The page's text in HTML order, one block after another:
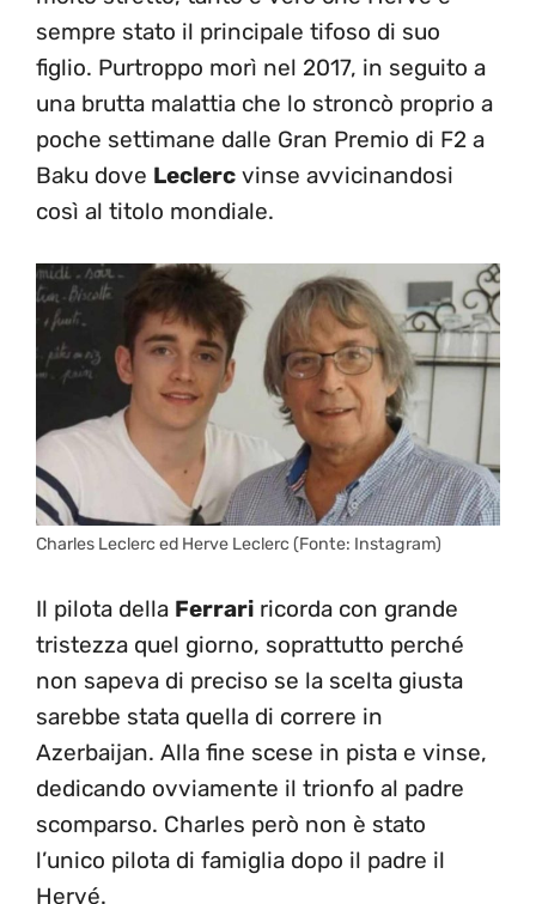
sempre stato il principale tifoso di suo
figlio. Purtroppo morì nel 2017, in seguito a
una brutta malattia che lo stroncò proprio a
poche settimane dalle Gran Premio di F2 a
Baku dove Leclerc vinse avvicinandosi
così al titolo mondiale.
Charles Leclerc ed Herve Leclerc (Fonte: Instagram)
Il pilota della Ferrari ricorda con grande
tristezza quel giorno, soprattutto perché
non sapeva di preciso se la scelta giusta
sarebbe stata quella di correre in
Azerbaijan. Alla fine scese in pista e vinse,
dedicando ovviamente il trionfo al padre
scomparso. Charles però non è stato
l’unico pilota di famiglia dopo il padre il
Hervé.